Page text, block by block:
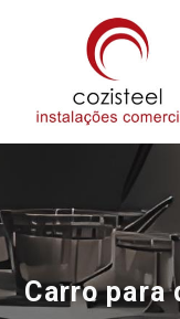
Carro para